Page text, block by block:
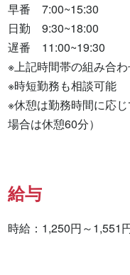
早番　7:00~15:30
日勤　9:30~18:00
遅番　11:00~19:30
※上記時間帯の組み合
※時短勤務も相談可能
※休憩は勤務時間に応
場合は休憩60分）
給与
時給：1,250円～1,551